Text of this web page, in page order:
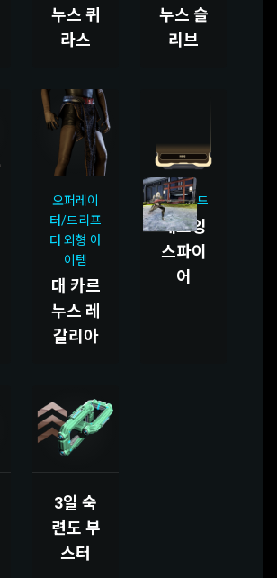
누스 퀴
라스
누스 슬
리브
오퍼레이
터/드리프
터 외형 아
이템
대 카르
누스 레
갈리아
총검 모드
해로잉
스파이
어
3일 숙
련도 부
스터